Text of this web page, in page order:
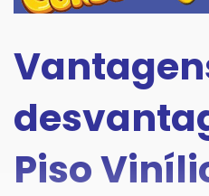
Piso